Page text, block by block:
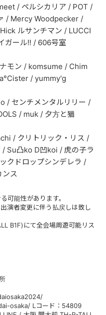
チャ
ラブ
ク
/ ペルシカリア / POT /
/ Mercy Woodpecker /
ルサンチマン / LUCCI
ガール!! / 606号室
モン / komsume / Chim
/ yummy'g
/ センチメンタルリリー /
/ muk / 夕方と猫
/ クリトリック・リス /
/ Su凸ko D凹koi / ⻁の子ラ
クドロップシンデレラ /
ンス
可能性があります。
演者変更に伴う払戻しは致し
B1F)にて全会場周遊可能リス
osaka/ Lコード：54809